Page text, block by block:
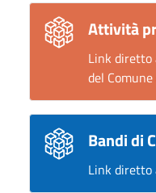
Attività
Link diretto
del
Bandi di
Link diretto